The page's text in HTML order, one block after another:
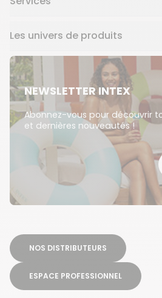
Les univers de produits
NEWSLETTER INTEX
Abonnez-vous pour découvrir
et dernières nouveautés !
NOS DISTRIBUTEURS
ESPACE PROFESSIONNEL